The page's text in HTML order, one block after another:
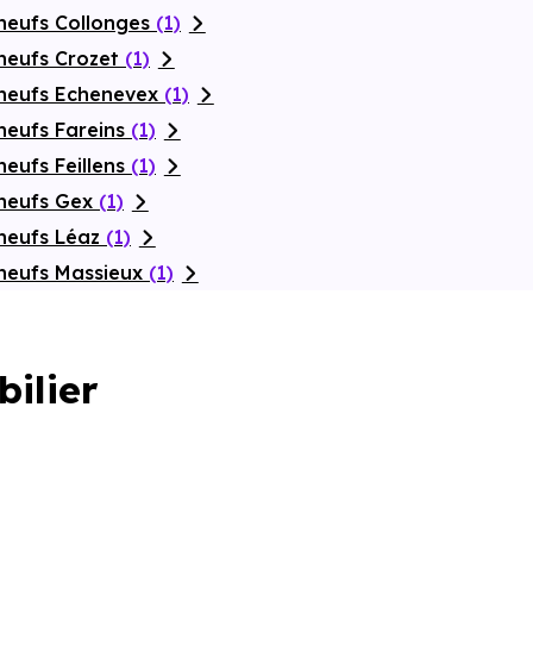
Collonges (1)
Crozet (1)
Echenevex (1)
Fareins (1)
Feillens (1)
Gex (1)
Léaz (1)
Massieux (1)